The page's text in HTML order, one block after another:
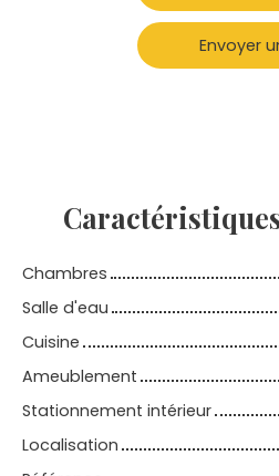
Envoyer
Chambres
Salle d'eau
Cuisine
Ameublement
Stationnement intérieur
Localisation